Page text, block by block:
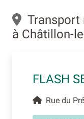
Transport
à Châtillon-
FLASH
Rue du